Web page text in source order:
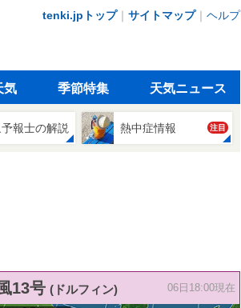
tenki.jpトップ｜ サイトマップ｜ ヘルプ
気 季節特集 天気ニュース
報士の解説 熱中症情報 注目
13号 (ドルフィン) 06日18:00現在